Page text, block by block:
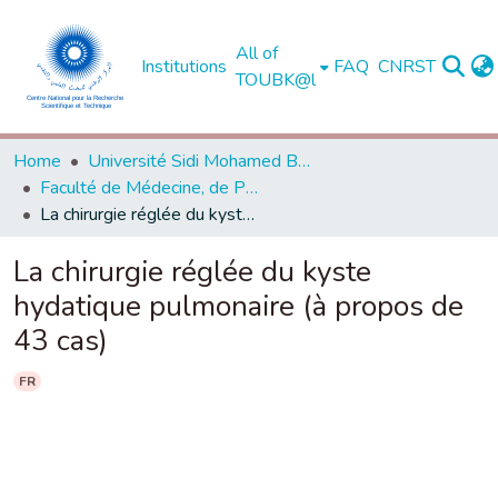
Institutions
All of
TOUBK@l
FAQ CNRST
Home
Université Sidi Mohamed Ben Abdellah de Fès
Faculté de Médecine, de Pharmacie et de Médecine Dentaire - Fès
La chirurgie réglée du kyste hydatique pulmonaire (à propos de 43 cas)
La chirurgie réglée du kyste
hydatique pulmonaire (à propos de
43 cas)
FR